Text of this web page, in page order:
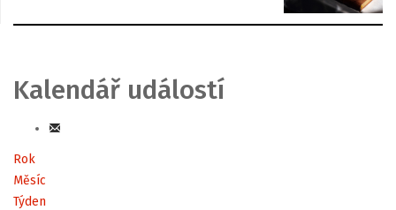
Kalendář událostí
Rok
Měsíc
Týden